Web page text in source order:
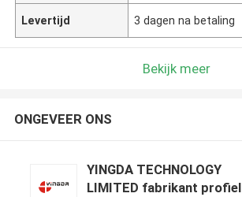
Levertijd 3 dagen na betaling
Bekijk meer
ONGEVEER ONS
YINGDA TECHNOLOGY
LIMITED fabrikant profiel